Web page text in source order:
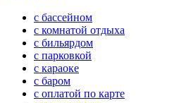
с бассейном
с комнатой отдыха
с бильярдом
с парковкой
с караоке
с баром
с оплатой по карте